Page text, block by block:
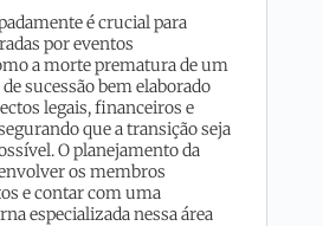
é crucial para
por eventos
a morte prematura de um
sucessão bem elaborado
legais, financeiros e
que a transição seja
O planejamento da
os membros
e contar com uma
especializada nessa área